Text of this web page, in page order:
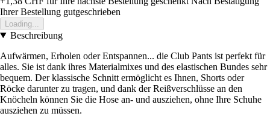
Ihrer Bestellung gutgeschrieben
Loading...
Beschreibung
Aufwärmen, Erholen oder Entspannen... die Club Pants ist perfekt für
alles. Sie ist dank ihres Materialmixes und des elastischen Bundes sehr
bequem. Der klassische Schnitt ermöglicht es Ihnen, Shorts oder
Röcke darunter zu tragen, und dank der Reißverschlüsse an den
Knöcheln können Sie die Hose an- und ausziehen, ohne Ihre Schuhe
ausziehen zu müssen.